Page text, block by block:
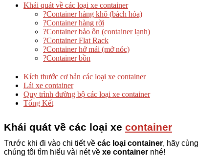
Khái quát về các loại xe container
?Container hàng khô (bách hóa)
?Container hàng rời
?Container bảo ôn (container lạnh)
?Container Flat Rack
?Container hở mái (mở nóc)
?Container bồn
Kích thước cơ bản các loại xe container
Lái xe container
Quy trình đường bộ các loại xe container
Tổng Kết
Khái quát về các loại xe container
Trước khi đi vào chi tiết về các loại container, hãy cùng
chúng tôi tìm hiểu vài nét về xe container nhé!